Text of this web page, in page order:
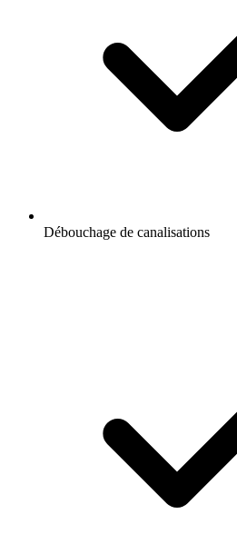
Débouchage de canalisations